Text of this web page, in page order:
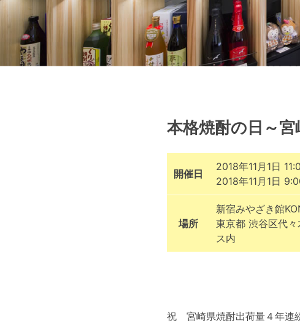
本格焼酎の日～宮
開催日
2018年11月1日
2018年11月1日
場所
新宿みやざき館
東京都 渋谷区代
ス内
祝 宮崎県焼酎出荷量４年連